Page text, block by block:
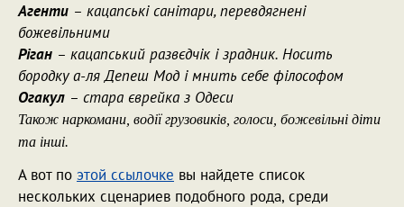
Агенти – кацапські санітари, перевдягнені
божевільними
Ріган – кацапський развєдчік і зрадник. Носить
бородку а-ля Депеш Мод і мнить себе філософом
Огакул – стара єврейка з Одеси
Також наркомани, водії грузовиків, голоси, божевільні діти
та інші.
А вот по этой ссылочке вы найдете список
нескольких сценариев подобного рода, среди